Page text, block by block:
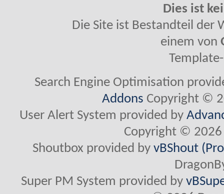
Dies ist
Die Site ist Bestandteil der
einem von
Search Engine Optimisation
Addons Copyright ©
User Alert System provided by
Copyright © 2026
Shoutbox provided byvBShout
Super PM System provided by